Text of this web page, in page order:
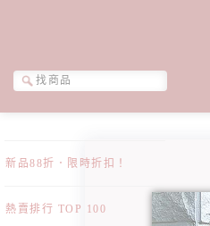
新品88折．限時折扣！
熱賣排行 TOP 100